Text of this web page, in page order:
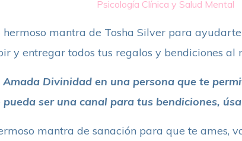
Psicología Clínica y Salud Mental
hermoso mantra de Tosha Silver para
y entregar todos tus regalos y bendiciones al
Amada Divinidad en una persona que te
pueda ser una canal para tus bendiciones,
mantra de sanación para que te ames,